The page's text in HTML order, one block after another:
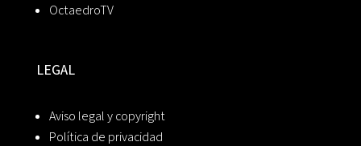
OctaedroTV
LEGAL
Aviso legal y copyright
Política de privacidad